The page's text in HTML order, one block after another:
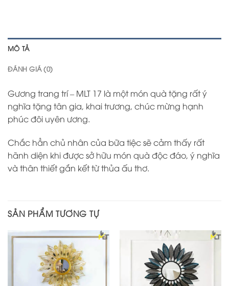
MÔ TẢ
ĐÁNH GIÁ (0)
Gương trang trí – MLT 17 là một món quà tặng rất ý
nghĩa tặng tân gia, khai trương, chúc mừng hạnh
phúc đôi uyên ương.
Chắc hẳn chủ nhân của bữa tiệc sẽ cảm thấy rất
hãnh diện khi được sở hữu món quà độc đáo, ý nghĩa
và thân thiết gắn kết từ thủa ấu thơ.
SẢN PHẨM TƯƠNG TỰ